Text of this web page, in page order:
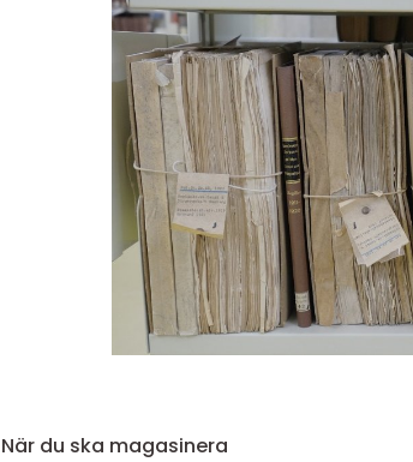
När du ska magasinera